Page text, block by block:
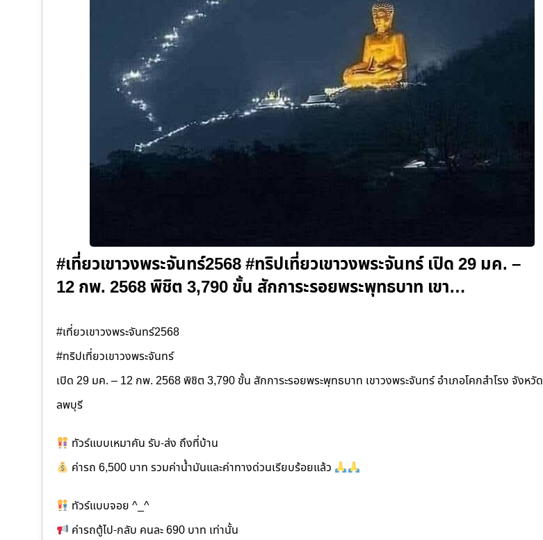
#เที่ยวเขาวงพระจันทร์2568 #ทริปเที่ยวเขาวงพระจันทร์ เปิด 29 มค. –
12 กพ. 2568 พิชิต 3,790 ขั้น สักการะรอยพระพุทธบาท เขา…
#เที่ยวเขาวงพระจันทร์2568
#ทริปเที่ยวเขาวงพระจันทร์
เปิด 29 มค. – 12 กพ. 2568 พิชิต 3,790 ขั้น สักการะรอยพระพุทธบาท เขาวงพระจันทร์ อำเภอโคกสำโรง จังหวัด
ลพบุรี
ทัวร์แบบเหมาคัน รับ-ส่ง ถึงที่บ้าน
ค่ารถ 6,500 บาท รวมค่าน้ำมันและค่าทางด่วนเรียบร้อยแล้ว
ทัวร์แบบจอย ^_^
ค่ารถตู้ไป-กลับ คนละ 690 บาท เท่านั้น